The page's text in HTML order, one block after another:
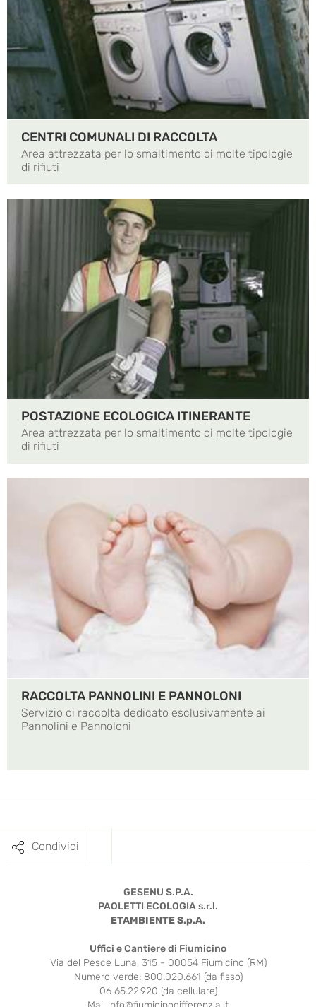
CENTRI COMUNALI DI RACCOLTA
Area attrezzata per lo smaltimento di molte tipologie
di rifiuti
POSTAZIONE ECOLOGICA ITINERANTE
Area attrezzata per lo smaltimento di molte tipologie
di rifiuti
RACCOLTA PANNOLINI E PANNOLONI
Servizio di raccolta dedicato esclusivamente ai
Pannolini e Pannoloni
Condividi
GESENU S.P.A.
PAOLETTI ECOLOGIA s.r.l.
ETAMBIENTE S.p.A.
Uffici e Cantiere di Fiumicino
Via del Pesce Luna, 315 - 00054 Fiumicino (RM)
Numero verde: 800.020.661 (da fisso)
06 65.22.920 (da cellulare)